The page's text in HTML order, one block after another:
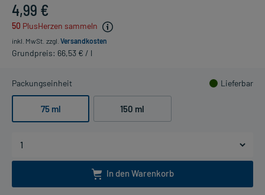
4,99 €
50 PlusHerzen sammeln
inkl. MwSt. zzgl. Versandkosten
Grundpreis: 66,53 € / l
Packungseinheit Lieferbar
75 ml 150 ml
In den Warenkorb